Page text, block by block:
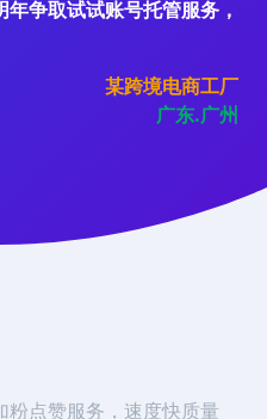
争取试试账号托管服务，
某跨境电商工厂
广东.广州
粉点赞服务，速度快质量